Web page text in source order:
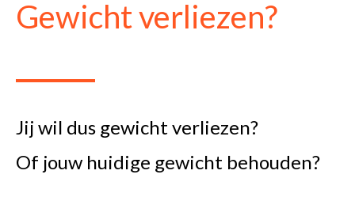
Gewicht verliezen?
Jij wil dus gewicht verliezen?
Of jouw huidige gewicht behouden?